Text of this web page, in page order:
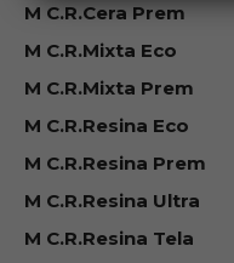
M C.R.Cera Prem
M C.R.Mixta Eco
M C.R.Mixta Prem
M C.R.Resina Eco
M C.R.Resina Prem
M C.R.Resina Ultra
M C.R.Resina Tela